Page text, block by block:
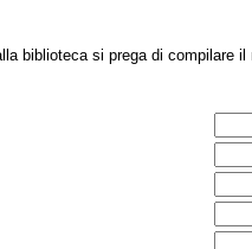
biblioteca si prega di compilare